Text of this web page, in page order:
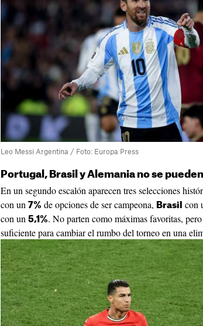
Leo Messi Argentina / Foto: Europa Press
Portugal, Brasil y Alemania no se
En un segundo escalón aparecen tres selecciones
con un 7% de opciones de ser campeona, Brasil con
con un 5,1%. No parten como máximas favoritas,
suficiente para cambiar el rumbo del torneo en una